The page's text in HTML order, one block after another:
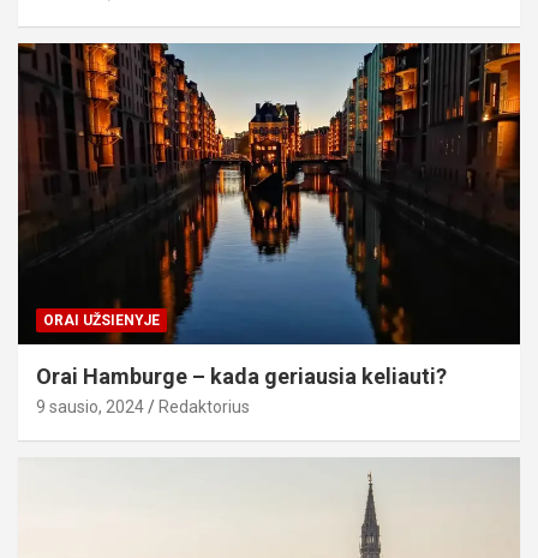
ORAI UŽSIENYJE
Orai Hamburge – kada geriausia keliauti?
9 sausio, 2024 Redaktorius